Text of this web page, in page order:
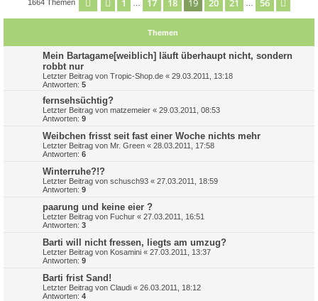
1664 Themen Seite 19 von 56
Vorherige
Themen
Mein Bartagame[weiblich] läuft überhaupt nicht, sondern
robbt nur
Letzter Beitrag von Tropic-Shop.de « 29.03.2011, 13:18
Antworten: 5
fernsehsüchtig?
Letzter Beitrag von matzemeier « 29.03.2011, 08:53
Antworten: 9
Weibchen frisst seit fast einer Woche nichts mehr
Letzter Beitrag von Mr. Green « 28.03.2011, 17:58
Antworten: 6
Winterruhe?!?
Letzter Beitrag von schusch93 « 27.03.2011, 18:59
Antworten: 9
paarung und keine eier ?
Letzter Beitrag von Fuchur « 27.03.2011, 16:51
Antworten: 3
Barti will nicht fressen, liegts am umzug?
Letzter Beitrag von Kosamini « 27.03.2011, 13:37
Antworten: 9
Barti frist Sand!
Letzter Beitrag von Claudi « 26.03.2011, 18:12
Antworten: 4